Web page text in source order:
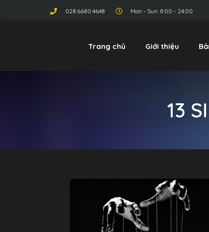
028.6680.4648 Mon - Sun: 8:00 - 24:00
Trang chủ Giới thiệu
13